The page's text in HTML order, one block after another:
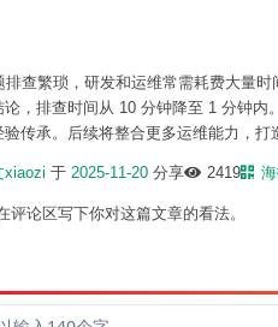
排查繁琐，研发和运维常需耗费大量
论，排查时间从 10 分钟降至 1 分钟
验传承。后续将整合更多运维能力，打
xiaozi 于 2025-11-20 分享 2419
评论区写下你对这篇文章的看法。